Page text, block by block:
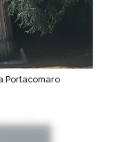
Portacomaro